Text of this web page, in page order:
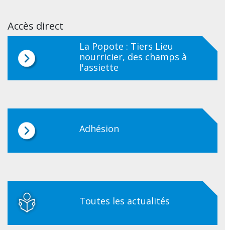
Accès direct
La Popote : Tiers Lieu
nourricier, des champs à
l'assiette
Adhésion
Toutes les actualités